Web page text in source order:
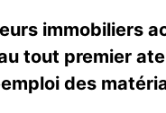
immobiliers
tout premier
des